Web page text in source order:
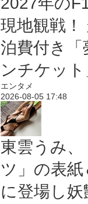
現地観戦！
泊費付き
ンチケッ
エンタメ
2026-08-05 17:48
東雲うみ、
ツ」の表
に登場し